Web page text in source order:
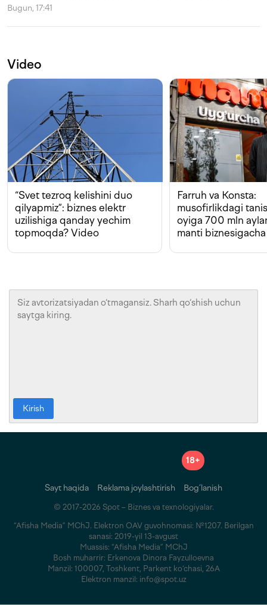
Bugun, 17:41
Video
“Svet tezroq kelishini duo
qilyapmiz”: biznes elektr
uzilishiga qanday yechim
topmoqda? Video
Farruh va Konsta:
musofirlikdagi
oyiga 700 mln
manti biznesigacha
Kirish
18+
Sayt haqida Reklama joylashtirish Bog‘lanish
© 2017-2026 Spot – Biznes va texnologiyalar.
“Afisha Media” MChJ. Elektron OAV guvohnomasi: №1207. Berilgan
sanasi: 2019-yil 13-avgust
Muassis: “Afisha Media” MChJ
Bosh muharrir: Erkenova Dinora Fayzulloevna
Manzil: 100007, Toshkent, Parkent ko‘chasi, 26A
Elektron manzil: info@spot.uz